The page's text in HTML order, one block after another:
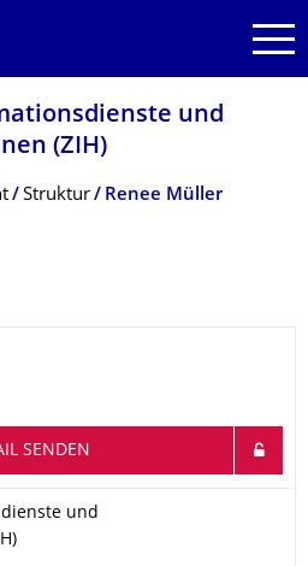
und
(ZIH)
Struktur Renee Müller
SENDEN
und Hochleistungsrechnen
und